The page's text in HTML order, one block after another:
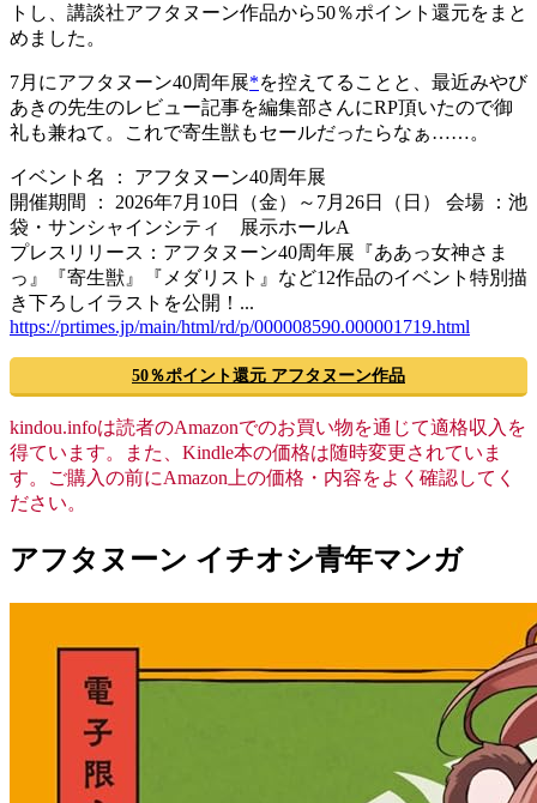
トし、講談社アフタヌーン作品から50％ポイント還元をまと
めました。
7月にアフタヌーン40周年展*を控えてることと、最近みやび
あきの先生のレビュー記事を編集部さんにRP頂いたので御
礼も兼ねて。これで寄生獣もセールだったらなぁ……。
イベント名 ： アフタヌーン40周年展
開催期間 ： 2026年7月10日（金）～7月26日（日） 会場 ：池
袋・サンシャインシティ 展示ホールA
プレスリリース：アフタヌーン40周年展『ああっ女神さま
っ』『寄生獣』『メダリスト』など12作品のイベント特別描
き下ろしイラストを公開！...
https://prtimes.jp/main/html/rd/p/000008590.000001719.html
50％ポイント還元 アフタヌーン作品
kindou.infoは読者のAmazonでのお買い物を通じて適格収入を
得ています。また、Kindle本の価格は随時変更されていま
す。ご購入の前にAmazon上の価格・内容をよく確認してく
ださい。
アフタヌーン イチオシ青年マンガ